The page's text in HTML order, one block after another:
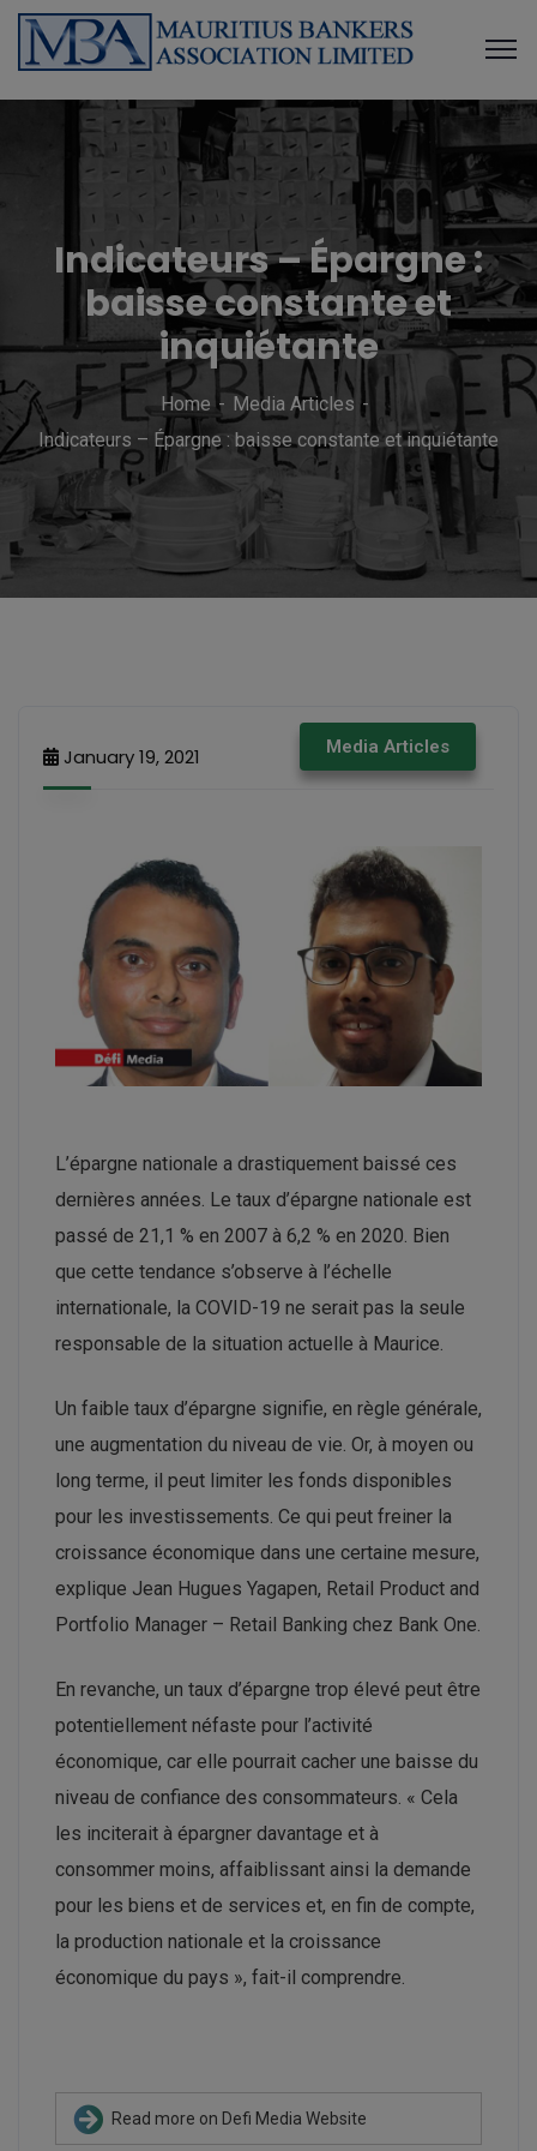
Indicateurs – Épargne :
baisse constante et
inquiétante
Home
Media Articles
Indicateurs – Épargne : baisse constante et inquiétante
Media Articles
January 19, 2021
L’épargne nationale a drastiquement baissé ces
dernières années. Le taux d’épargne nationale est
passé de 21,1 % en 2007 à 6,2 % en 2020. Bien
que cette tendance s’observe à l’échelle
internationale, la COVID-19 ne serait pas la seule
responsable de la situation actuelle à Maurice.
Un faible taux d’épargne signifie, en règle générale,
une augmentation du niveau de vie. Or, à moyen ou
long terme, il peut limiter les fonds disponibles
pour les investissements. Ce qui peut freiner la
croissance économique dans une certaine mesure,
explique Jean Hugues Yagapen, Retail Product and
Portfolio Manager – Retail Banking chez Bank One.
En revanche, un taux d’épargne trop élevé peut être
potentiellement néfaste pour l’activité
économique, car elle pourrait cacher une baisse du
niveau de confiance des consommateurs. « Cela
les inciterait à épargner davantage et à
consommer moins, affaiblissant ainsi la demande
pour les biens et de services et, en fin de compte,
la production nationale et la croissance
économique du pays », fait-il comprendre.
Read more on Defi Media Website